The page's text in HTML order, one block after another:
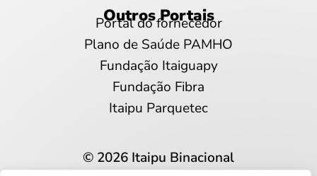
Outros Portais
Portal do fornecedor
Plano de Saúde PAMHO
Fundação Itaiguapy
Fundação Fibra
Itaipu Parquetec
© 2026 Itaipu Binacional